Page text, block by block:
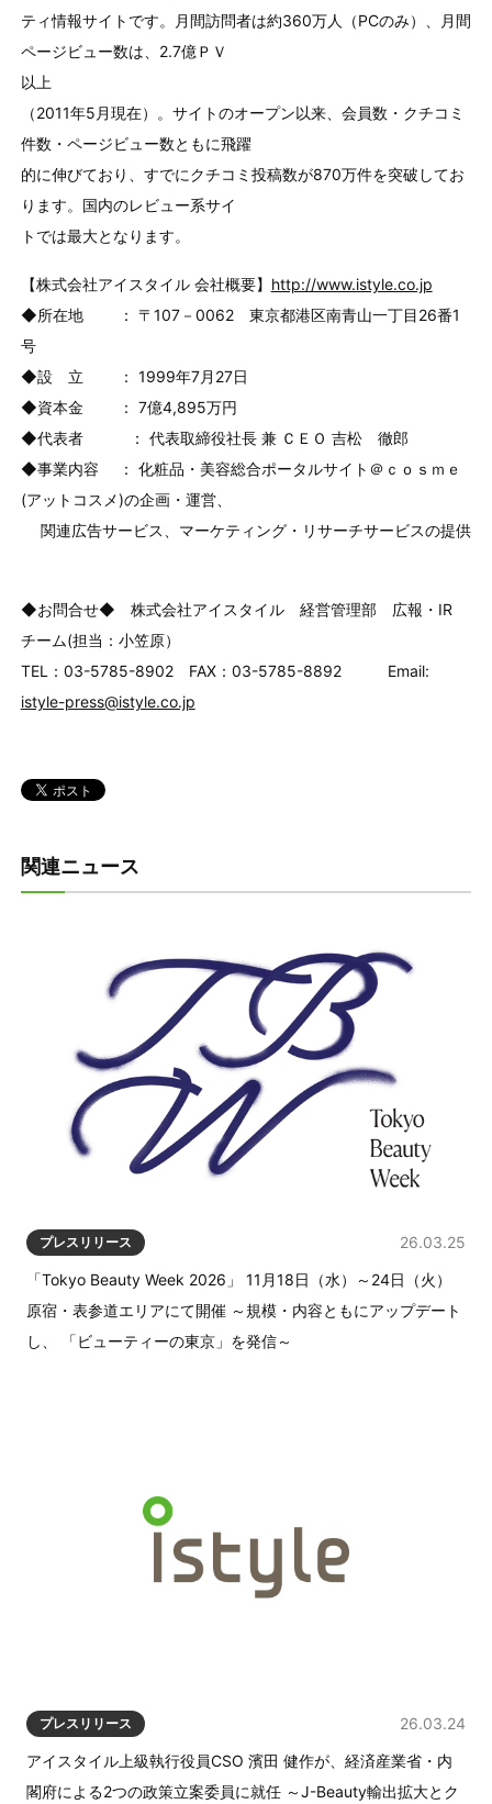
ティ情報サイトです。月間訪問者は約360万人（PCのみ）、月間
ページビュー数は、2.7億ＰＶ
以上
（2011年5月現在）。サイトのオープン以来、会員数・クチコミ
件数・ページビュー数ともに飛躍
的に伸びており、すでにクチコミ投稿数が870万件を突破してお
ります。国内のレビュー系サイ
トでは最大となります。
【株式会社アイスタイル 会社概要】 http://www.istyle.co.jp
◆所在地 ： 〒107－0062 東京都港区南青山一丁目26番1
号
◆設 立 ： 1999年7月27日
◆資本金 ： 7億4,895万円
◆代表者 ： 代表取締役社長 兼 ＣＥＯ 吉松 徹郎
◆事業内容 ： 化粧品・美容総合ポータルサイト＠ｃｏｓｍｅ
(アットコスメ)の企画・運営、
関連広告サービス、マーケティング・リサーチサービスの提供
◆お問合せ◆ 株式会社アイスタイル 経営管理部 広報・IR
チーム(担当：小笠原）
TEL：03-5785-8902 FAX：03-5785-8892 Email:
istyle-press@istyle.co.jp
関連ニュース
プレスリリース
26.03.25
「Tokyo Beauty Week 2026」 11月18日（水）～24日（火）
原宿・表参道エリアにて開催 ～規模・内容ともにアップデート
し、 「ビューティーの東京」を発信～
プレスリリース
26.03.24
アイスタイル上級執行役員CSO 濱田 健作が、経済産業省・内
閣府による2つの政策立案委員に就任 ～J-Beauty輸出拡大とク